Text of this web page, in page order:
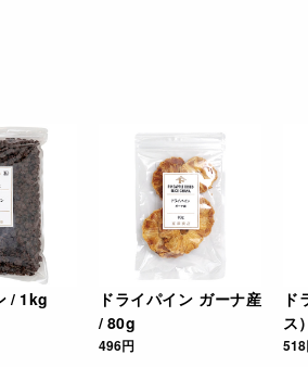
/ 1kg
ドライパイン ガーナ産
/ 80g
496円
ド
ス